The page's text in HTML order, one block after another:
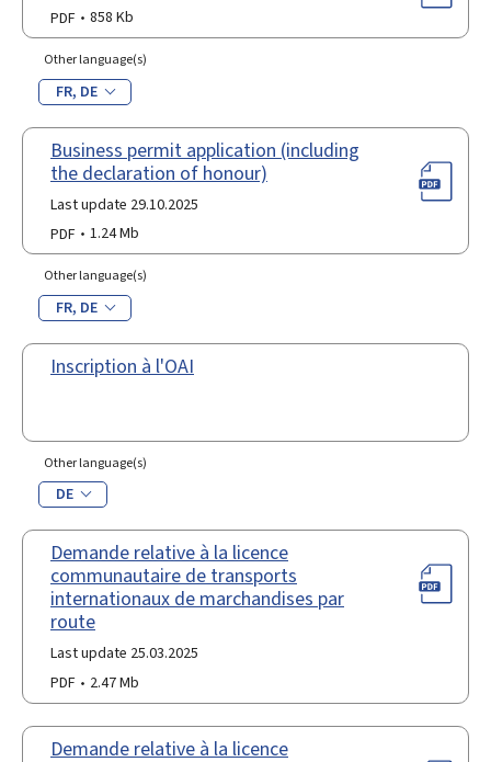
PDF
858 Kb
Other language(s)
FR DE
Business permit application (including
the declaration of honour)
Last update 29.10.2025
PDF
1.24 Mb
Other language(s)
FR DE
Inscription à l'OAI
Other language(s)
DE
Demande relative à la licence
communautaire de transports
internationaux de marchandises par
route
Last update 25.03.2025
PDF
2.47 Mb
Demande relative à la licence